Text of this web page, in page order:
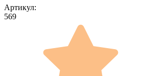
Артикул:
569